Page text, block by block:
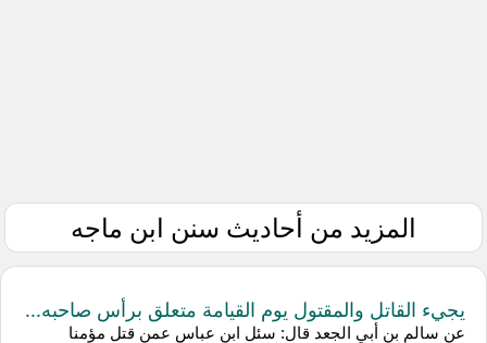
المزيد من أحاديث سنن ابن ماجه
يجيء القاتل والمقتول يوم القيامة متعلق برأس صاحبه...
عن سالم بن أبي الجعد قال: سئل ابن عباس عمن قتل مؤمنا